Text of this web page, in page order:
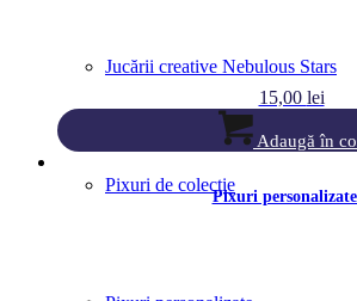
Jucării creative Nebulous Stars
Pixuri de colecție
15,00 lei
Adaugă în
Pixuri